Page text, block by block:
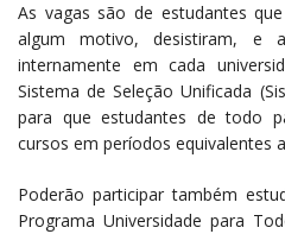
As vagas são de estudantes
algum motivo, desistiram, e
internamente em cada
Sistema de Seleção Unificada
para que estudantes de todo
cursos em períodos equivalentes
Poderão participar também
Programa Universidade para